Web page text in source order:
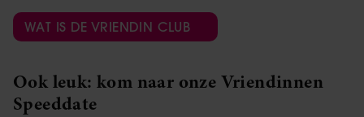
WAT IS DE VRIENDIN CLUB
Ook leuk: kom naar onze Vriendinnen
Speeddate